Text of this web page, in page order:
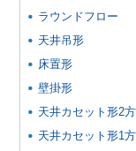
ラウンドフロー
天井吊形
床置形
壁掛形
天井カセット形2
天井カセット形1